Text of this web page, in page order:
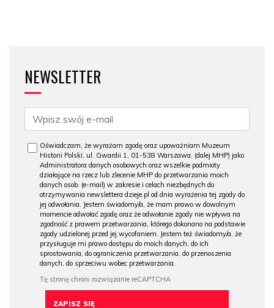
NEWSLETTER
Oświadczam, że wyrażam zgodę oraz upoważniam Muzeum
Historii Polski, ul. Gwardii 1, 01-538 Warszawa, (dalej MHP) jako
Administratora danych osobowych oraz wszelkie podmioty
działające na rzecz lub zlecenie MHP do przetwarzania moich
danych osob. (e-mail) w zakresie i celach niezbędnych do
otrzymywania newslettera dzieje.pl od dnia wyrażenia tej zgody do
jej odwołania. Jestem świadomy/a, że mam prawo w dowolnym
momencie odwołać zgodę oraz że odwołanie zgody nie wpływa na
zgodność z prawem przetwarzania, którego dokonano na podstawie
zgody udzielonej przed jej wycofaniem. Jestem też świadomy/a, że
przysługuje mi prawo dostępu do moich danych, do ich
sprostowania, do ograniczenia przetwarzania, do przenoszenia
danych, do sprzeciwu wobec przetwarzania.